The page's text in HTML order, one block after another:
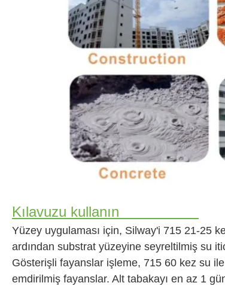
Kılavuzu kullanın
Yüzey uygulaması için, Silway'i 715 21-25
ardından substrat yüzeyine seyreltilmiş su
Gösterişli fayanslar işleme, 715 60 kez su
emdirilmiş fayanslar. Alt tabakayı en az 1